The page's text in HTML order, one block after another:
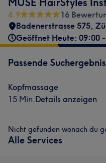
4.9
16
Badenerstrasse 575,
Geöffnet Heute: 09:00
Passende
Kopfmassage
15 Min.Details anzeigen
Nicht gefunden wonach du
Alle Services